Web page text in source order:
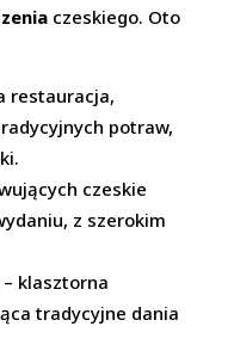
czeskiego. Oto
restauracja,
potraw,
czeskie
z szerokim
– klasztorna
tradycyjne dania